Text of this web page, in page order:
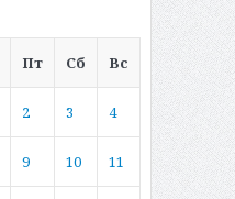
Пт Сб Вс
2 3 4
9 10 11